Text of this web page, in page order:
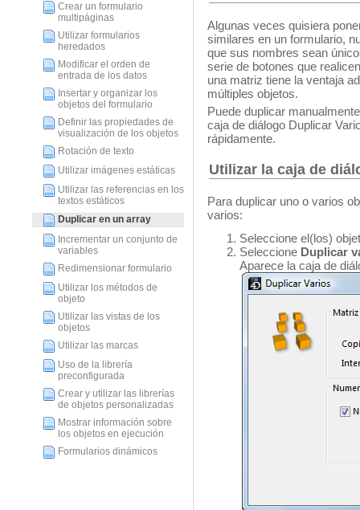
Crear un formulario
multipáginas
Utilizar formularios
heredados
Modificar el orden de
entrada de los datos
Insertar y organizar los
objetos del formulario
Definir las propiedades de
visualización de los objetos
Rotación de texto
Utilizar imágenes estáticas
Utilizar las referencias en los
textos estáticos
Duplicar en un array
Incrementar un conjunto de
variables
Redimensionar formulario
Utilizar los métodos de
objeto
Utilizar las vistas de los
objetos
Utilizar las marcas
Uso de la librería
preconfigurada
Crear y utilizar las librerías
de objetos personalizadas
Mostrar información sobre
los objetos en ejecución
Formularios dinámicos
Algunas veces quisiera
similares en un formulario,
que sus nombres sean
serie de botones que
una matriz tiene la ventaja
múltiples objetos.
Puede duplicar
caja de diálogo Duplicar
rápidamente.
Utilizar la caja de
Para duplicar uno o varios
varios:
Seleccione el(los)
Seleccione Duplicar
Aparece la caja de